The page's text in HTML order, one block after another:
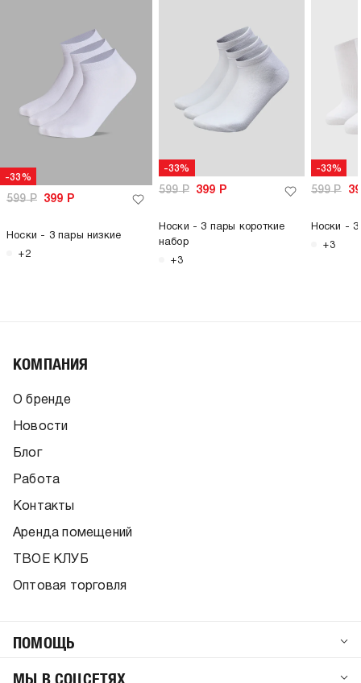
-33%
599Р 399 Р
Носки - 3 пары низкие
+2
-33%
599Р 399 Р
Носки - 3 пары короткие
набор
+3
-33%
599Р
Носки - 3
+3
КОМПАНИЯ
О бренде
Новости
Блог
Работа
Контакты
Аренда помещений
ТВОЕ КЛУБ
Оптовая торговля
ПОМОЩЬ
МЫ В СОЦСЕТЯХ